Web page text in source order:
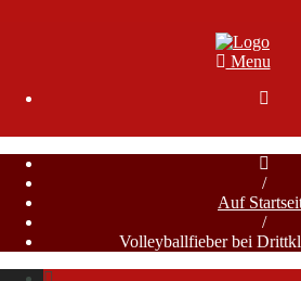
Menu

/
Auf
/
Volleyballfieber bei